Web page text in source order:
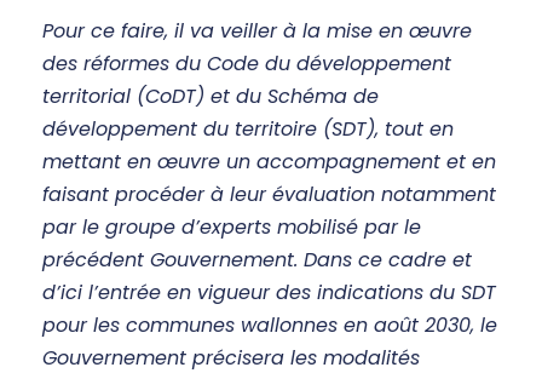
Pour ce faire, il va veiller à la mise en œuvre
des réformes du Code du développement
territorial (CoDT) et du Schéma de
développement du territoire (SDT), tout en
mettant en œuvre un accompagnement et en
faisant procéder à leur évaluation notamment
par le groupe d’experts mobilisé par le
précédent Gouvernement. Dans ce cadre et
d’ici l’entrée en vigueur des indications du SDT
pour les communes wallonnes en août 2030, le
Gouvernement précisera les modalités